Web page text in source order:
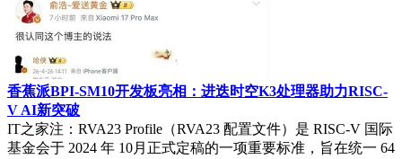
香蕉派BPI-SM10开发板亮相：进迭时空K3处理器助力RISC-
V AI新突破
IT之家注：RVA23 Profile（RVA23 配置文件）是 RISC-V 国际
基金会于 2024 年 10月正式定稿的一项重要标准，旨在统一 64